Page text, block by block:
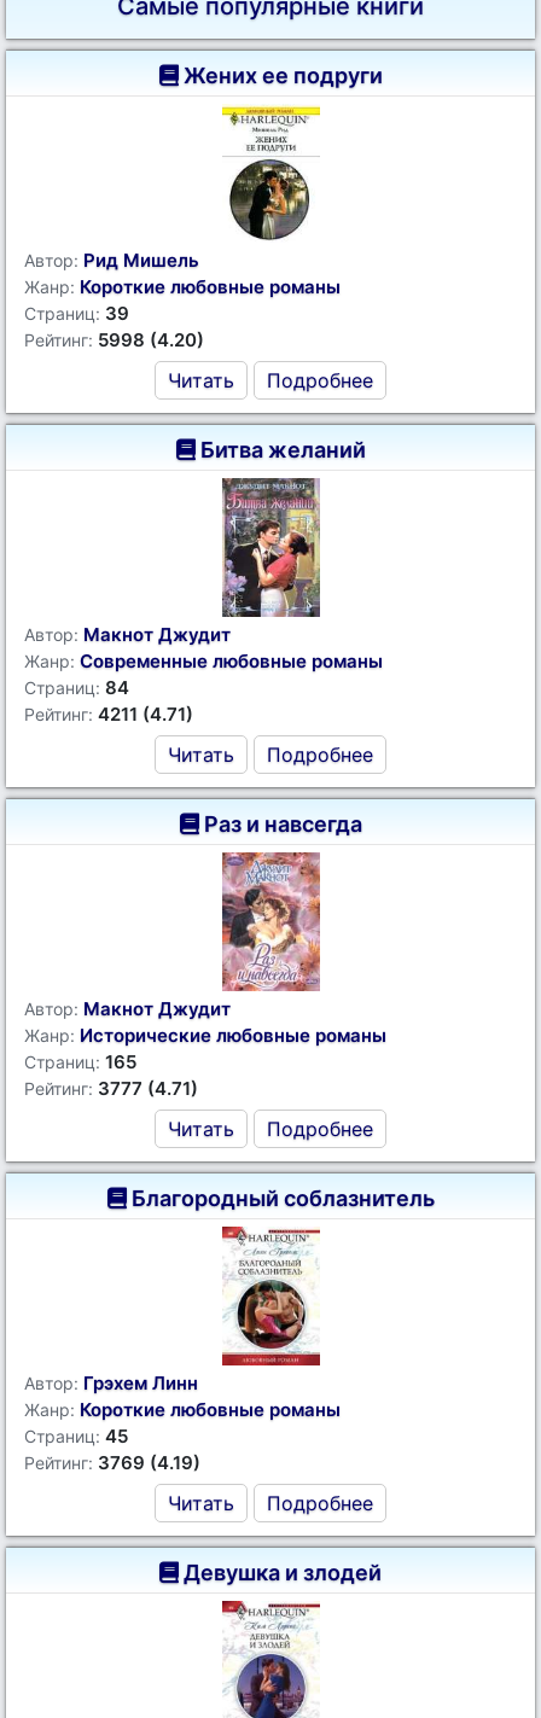
Самые популярные книги
Жених ее подруги
Автор: Рид Мишель
Жанр: Короткие любовные романы
Страниц: 39
Рейтинг: 5998 (4.20)
Читать Подробнее
Битва желаний
Автор: Макнот Джудит
Жанр: Современные любовные романы
Страниц: 84
Рейтинг: 4211 (4.71)
Читать Подробнее
Раз и навсегда
Автор: Макнот Джудит
Жанр: Исторические любовные романы
Страниц: 165
Рейтинг: 3777 (4.71)
Читать Подробнее
Благородный соблазнитель
Автор: Грэхем Линн
Жанр: Короткие любовные романы
Страниц: 45
Рейтинг: 3769 (4.19)
Читать Подробнее
Девушка и злодей